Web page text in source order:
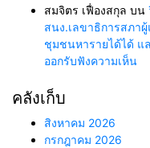
สมจิตร เฟื่องสกุล บน
สนง.เลขาธิการสภา
ชุมชนหารายได้ได้ แ
ออกรับฟังความเห็น
คลังเก็บ
สิงหาคม 2026
กรกฎาคม 2026